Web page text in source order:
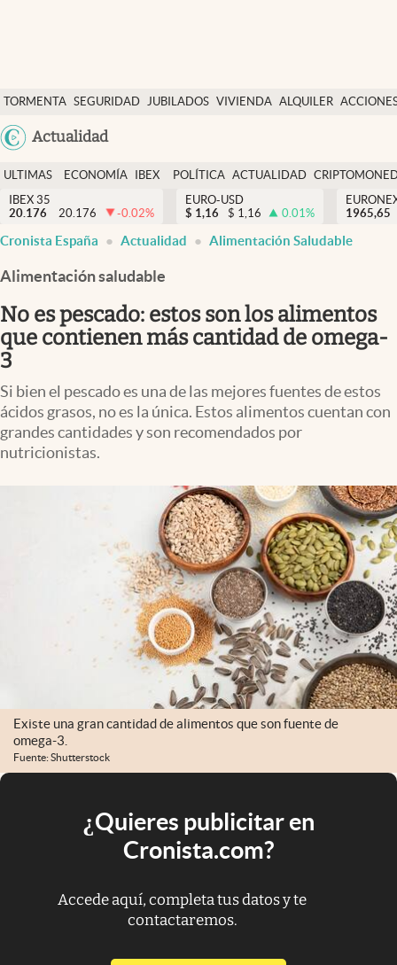
TORMENTA SEGURIDAD JUBILADOS VIVIENDA ALQUILER
USA
Colombia
Actualidad
Economía y finanzas
Política
Actualidad
Criptomonedas
España
ULTIMAS
NOTICIAS
ECONOMÍA
FINANZAS
IBEX
EURO
POLÍTICA ACTUALIDAD
IBEX 35
20.176
20.176 -0.02%
EURO-USD
$ 1,16 $ 1,16 0.01%
1965,65
Cronista España Actualidad Alimentación Saludable
Alimentación saludable
No es pescado: estos son los alimentos
que contienen más cantidad de omega-
3
Si bien el pescado es una de las mejores fuentes de estos
ácidos grasos, no es la única. Estos alimentos cuentan con
grandes cantidades y son recomendados por
nutricionistas.
Existe una gran cantidad de alimentos que son fuente de
omega-3.
Fuente: Shutterstock
¿Quieres publicitar en
Cronista.com?
Accede aquí, completa tus datos y te
contactaremos.